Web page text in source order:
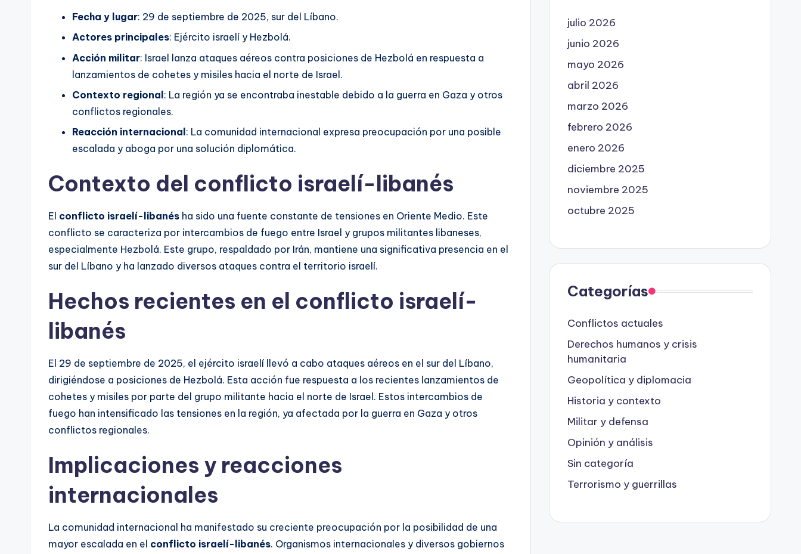
Fecha y lugar: 29 de septiembre de 2025, sur del Líbano.
Actores principales: Ejército israelí y Hezbolá.
Acción militar: Israel lanza ataques aéreos contra posiciones de Hezbolá en respuesta a
lanzamientos de cohetes y misiles hacia el norte de Israel.
Contexto regional : La región ya se encontraba inestable debido a la guerra en Gaza y otros
conflictos regionales.
Reacción internacional : La comunidad internacional expresa preocupación por una posible
escalada y aboga por una solución diplomática.
Contexto del conflicto israelí-libanés
El conflicto israelí-libanés ha sido una fuente constante de tensiones en Oriente Medio. Este
conflicto se caracteriza por intercambios de fuego entre Israel y grupos militantes libaneses,
especialmente Hezbolá. Este grupo, respaldado por Irán, mantiene una significativa presencia en el
sur del Líbano y ha lanzado diversos ataques contra el territorio israelí.
Hechos recientes en el conflicto israelí-
libanés
El 29 de septiembre de 2025, el ejército israelí llevó a cabo ataques aéreos en el sur del Líbano,
dirigiéndose a posiciones de Hezbolá. Esta acción fue respuesta a los recientes lanzamientos de
cohetes y misiles por parte del grupo militante hacia el norte de Israel. Estos intercambios de
fuego han intensificado las tensiones en la región, ya afectada por la guerra en Gaza y otros
conflictos regionales.
Implicaciones y reacciones
internacionales
La comunidad internacional ha manifestado su creciente preocupación por la posibilidad de una
mayor escalada en el conflicto israelí-libanés. Organismos internacionales y diversos gobiernos
julio 2026
junio 2026
mayo 2026
abril 2026
marzo 2026
febrero 2026
enero 2026
diciembre 2025
noviembre 2025
octubre 2025
Categorías
Conflictos actuales
Derechos humanos y crisis
humanitaria
Geopolítica y diplomacia
Historia y contexto
Militar y defensa
Opinión y análisis
Sin categoría
Terrorismo y guerrillas